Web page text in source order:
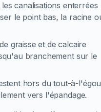
canalisations enterrées
le point bas, la racine
graisse et de calcaire
branchement sur le
hors du tout-à-
vers l'épandage.